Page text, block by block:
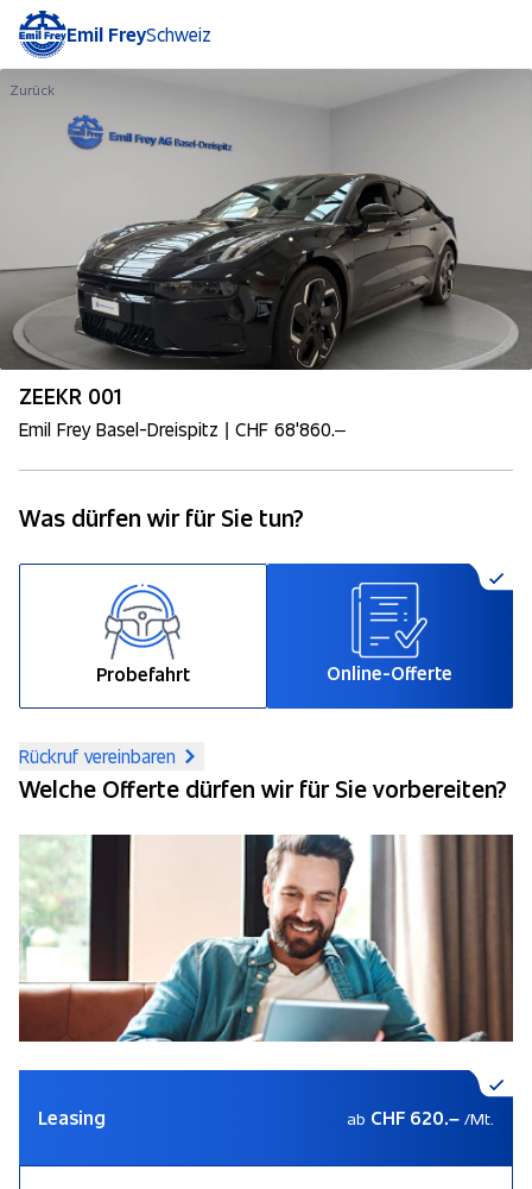
Emil FreySchweiz
Zurück
ZEEKR 001
Emil Frey Basel-Dreispitz | CHF 68'860.–
Was dürfen wir für Sie tun?
Probefahrt Online-Offerte
Rückruf vereinbaren
Welche Offerte dürfen wir für Sie vorbereiten?
Leasing ab CHF 620.– /Mt.